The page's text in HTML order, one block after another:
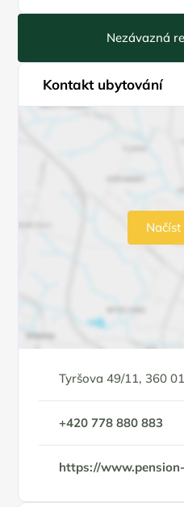
Nezávazná
Kontakt ubytování
Tyršova 49/11, 360
+420 778 880 883
https://